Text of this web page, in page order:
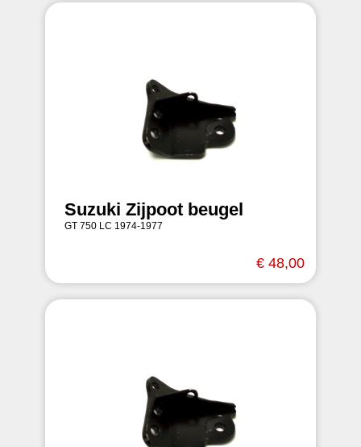
Suzuki Zijpoot beugel
GT 750 LC 1974-1977
€ 48,00